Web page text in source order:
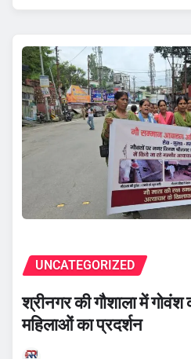
UNCATEGORIZED
श्रीनगर की गौशाला में गोवंश
महिलाओं का प्रदर्शन